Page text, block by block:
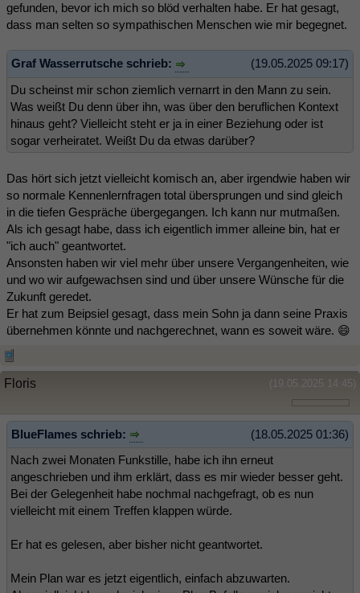
gefunden, bevor ich mich so blöd verhalten habe. Er hat gesagt,
dass man selten so sympathischen Menschen wie mir begegnet.
(19.05.2025 09:17)
Graf Wasserrutsche schrieb:
Du scheinst mir schon ziemlich vernarrt in den Mann zu sein.
Was weißt Du denn über ihn, was über den beruflichen Kontext
hinaus geht? Vielleicht steht er ja in einer Beziehung oder ist
sogar verheiratet. Weißt Du da etwas darüber?
Das hört sich jetzt vielleicht komisch an, aber irgendwie haben wir
so normale Kennenlernfragen total übersprungen und sind gleich
in die tiefen Gespräche übergegangen. Ich kann nur mutmaßen.
Als ich gesagt habe, dass ich eigentlich immer alleine bin, hat er
"ich auch" geantwortet.
Ansonsten haben wir viel mehr über unsere Vergangenheiten, wie
und wo wir aufgewachsen sind und über unsere Wünsche für die
Zukunft geredet.
Er hat zum Beipsiel gesagt, dass mein Sohn ja dann seine Praxis
übernehmen könnte und nachgerechnet, wann es soweit wäre. 😄
(19.05.2025 14:45)
Floris
(18.05.2025 01:36)
BlueFlames schrieb:
Nach zwei Monaten Funkstille, habe ich ihn erneut
angeschrieben und ihm erklärt, dass es mir wieder besser geht.
Bei der Gelegenheit habe nochmal nachgefragt, ob es nun
vielleicht mit einem Treffen klappen würde.
Er hat es gelesen, aber bisher nicht geantwortet.
Mein Plan war es jetzt eigentlich, einfach abzuwarten.